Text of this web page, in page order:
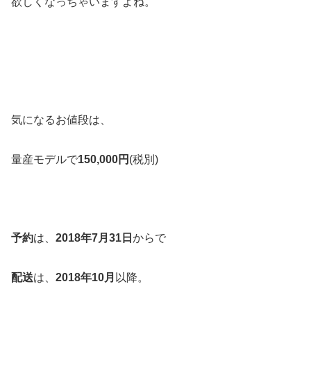
気になるお値段は、
量産モデルで150,000円 (税別)
予約は、 2018年7月31日 からで
配送は、 2018年10月 以降。